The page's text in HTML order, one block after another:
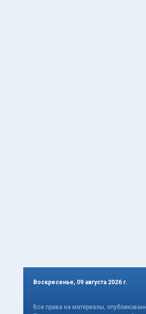
Воскресенье, 09 августа 2026 г.
Все права на материалы,